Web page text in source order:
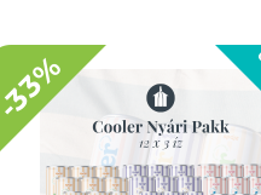
-33%